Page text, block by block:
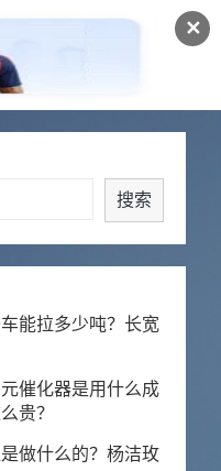
✕
搜索
能拉多少吨？长宽
催化器是用什么成
贵？
做什么的？杨洁玫